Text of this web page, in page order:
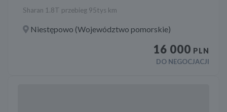
Sharan 1.8T przebieg 95tys km
Niestępowo (Województwo pomorskie)
16 000 PLN
DO NEGOCJACJI